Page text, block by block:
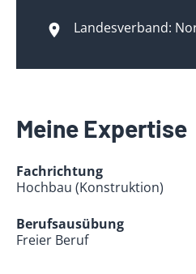
Landesverband:
Meine Expertise
Fachrichtung
Hochbau (Konstruktion)
Berufsausübung
Freier Beruf